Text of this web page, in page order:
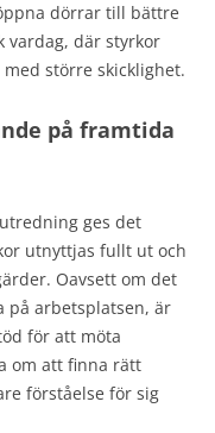
dörrar till bättre
vardag, där styrkor
större skicklighet.
på framtida
ges det
utnyttjas fullt ut och
Oavsett om det
på arbetsplatsen, är
för att möta
om att finna rätt
förståelse för sig